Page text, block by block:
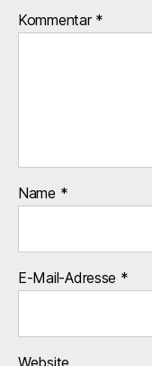
Kommentar *
Name *
E-Mail-Adresse *
Website